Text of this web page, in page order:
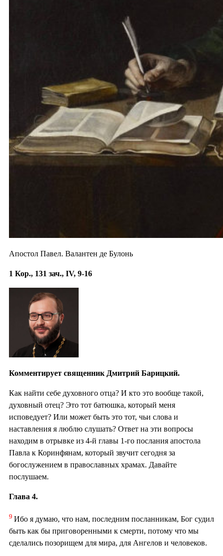
Апостол Павел. Валантен де Булонь
1 Кор., 131 зач., IV, 9-16
Комментирует священник Дмитрий Барицкий.
Как найти себе духовного отца? И кто это вообще такой,
духовный отец? Это тот батюшка, который меня
исповедует? Или может быть это тот, чьи слова и
наставления я люблю слушать? Ответ на эти вопросы
находим в отрывке из 4-й главы 1-го послания апостола
Павла к Коринфянам, который звучит сегодня за
богослужением в православных храмах. Давайте
послушаем.
Глава 4.
9 Ибо я думаю, что нам, последним посланникам, Бог судил
быть как бы приговоренными к смерти, потому что мы
сделались позорищем для мира, для Ангелов и человеков.